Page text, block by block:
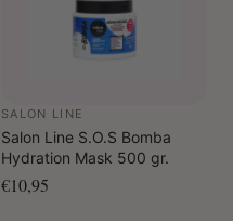
SALON LINE
Salon Line S.O.S Bomba
Hydration Mask 500 gr.
€10,95